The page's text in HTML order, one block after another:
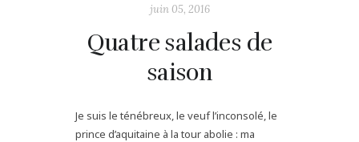
juin 05, 2016
Quatre salades de
saison
Je suis le ténébreux, le veuf l’inconsolé, le
prince d’aquitaine à la tour abolie : ma